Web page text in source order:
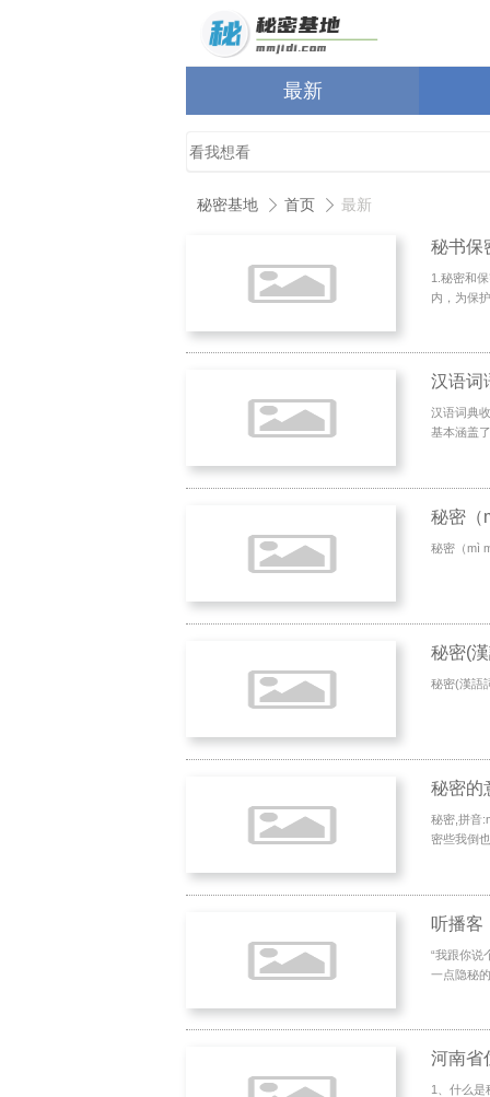
最新
秘密基地 首页 最新
秘书保
1.秘密和
内，为保
汉语词典
基本涵盖
秘密（
秘密（mì
秘密(
秘密(漢語
秘密的
秘密,拼音
密些我倒
听播客
“我跟你说
一点隐秘
河南省
1、什么是